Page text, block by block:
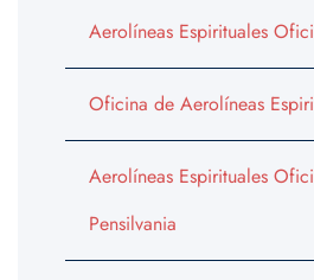
Aerolíneas Espirituales
Oficina de Aerolíneas
Aerolíneas Espirituales
Pensilvania